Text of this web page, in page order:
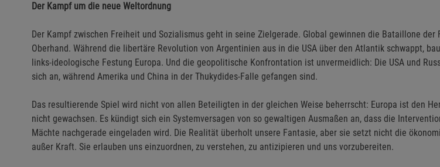
Der Kampf um die neue Weltordnung
Der Kampf zwischen Freiheit und Sozialismus geht in seine Zielgerade. Global gewinnen die ­Bataillone der
Oberhand. Während die libertäre Revolution von Argentinien aus in die USA über den Atlantik schwappt,
links-ideologische Festung Europa. Und die geopolitische Konfrontation ist unvermeidlich: Die USA und
sich an, während Amerika und China in der Thukydides-Falle gefangen sind.
Das resultierende Spiel wird nicht von allen Beteiligten in der gleichen Weise beherrscht: Europa ist den
nicht gewachsen. Es kündigt sich ein Systemversagen von so gewaltigen Ausmaßen an, dass die
Mächte nachgerade eingeladen wird. Die Realität überholt unsere Fantasie, aber sie setzt nicht die
außer Kraft. Sie erlauben uns einzuordnen, zu verstehen, zu antizipieren und uns vorzubereiten.